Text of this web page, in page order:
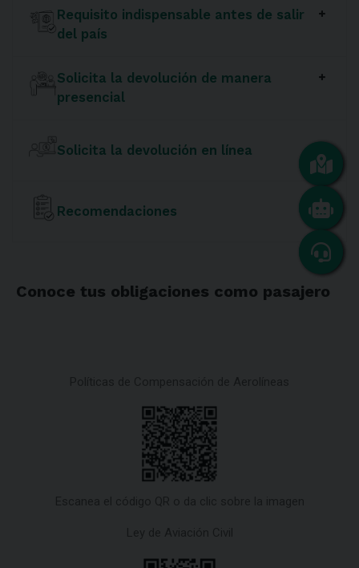
Requisito indispensable antes de salir
del país
Solicita la devolución de manera
presencial
Solicita la devolución en línea
Recomendaciones
Conoce tus obligaciones como pasajero